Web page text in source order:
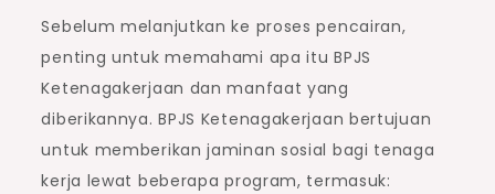
Sebelum melanjutkan ke proses pencairan,
penting untuk memahami apa itu BPJS
Ketenagakerjaan dan manfaat yang
diberikannya. BPJS Ketenagakerjaan bertujuan
untuk memberikan jaminan sosial bagi tenaga
kerja lewat beberapa program, termasuk: